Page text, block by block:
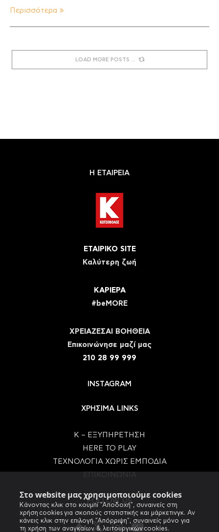
Στο website μας χρησιμοποιούμε cookies
Κάνοντας κλικ στο κουμπί "Αποδοχή", συναινείς στη
χρήση cookies για σκοπούς στατιστικής και μάρκετινγκ. Αν
κάνεις κλικ στην επιλογή "Απόρριψη", συναινείς μόνο για
τη χρήση των αναγκαίων & λειτουργικών cookies.
Περισσότερα
LOAD MORE POSTS
Η ΕΤΑΙΡΕΙΑ
ΕΤΑΙΡΙΚΟ SITE
Καλύτερη ζωή
ΚΑΡΙΕΡΑ
#beMORE
ΧΡΕΙΑΖΕΣΑΙ ΒΟΗΘΕΙΑ
Eπικοινώνησε μαζί μας
210 28 99 999
INSTAGRAM
ΧΡΗΣΙΜΑ LINKS
Κ – ΕΞΥΠΗΡΕΤΗΣΗ
HERE TO PLAY
ΤΕΧΝΟΛΟΓΙΑ ΧΩΡΙΣ ΕΜΠΟΔΙΑ
FOLLOW US